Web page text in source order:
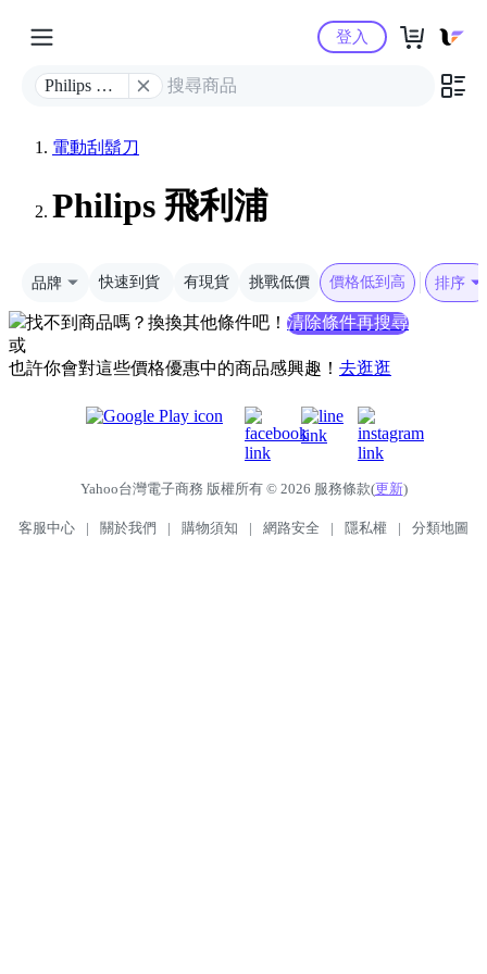
Yahoo購物中心
Philips 飛
登入
電動刮鬍刀
Philips 飛利浦
品牌 快速到貨 有現貨 挑戰低價 價格低到高 排序
找不到商品嗎？換換其他條件吧！ 清除條件再搜尋
或
也許你會對這些價格優惠中的商品感興趣！ 去逛逛
Yahoo台灣電子商務 版權所有 © 2026 服務條款(更新)
客服中心 | 關於我們 | 購物須知 | 網路安全 | 隱私權 | 分類地圖